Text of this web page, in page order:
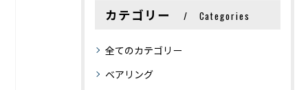
カテゴリー Categories
全てのカテゴリー
ベアリング